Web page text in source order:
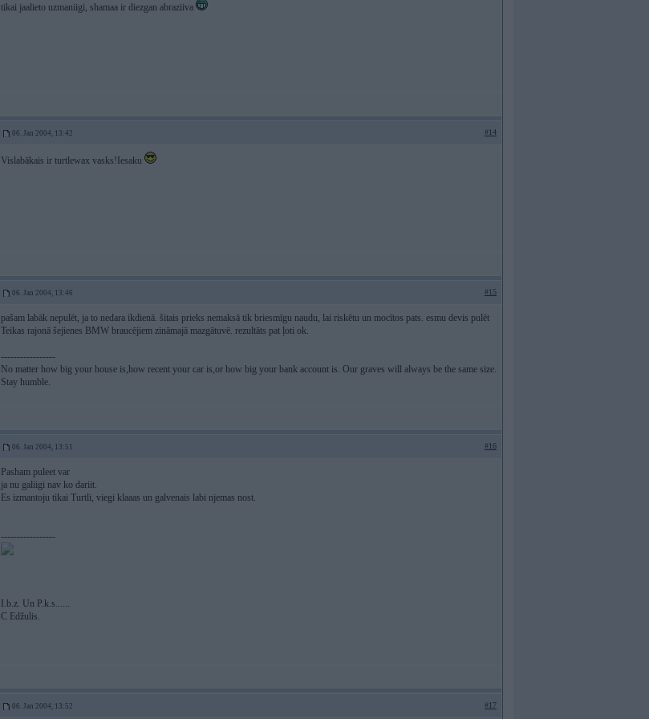
tikai jaalieto uzmaniigi, shamaa ir diezgan abraziiva
06. Jan 2004, 13:42 #14
Vislabākais ir turtlewax vasks!Iesaku
06. Jan 2004, 13:46 #15
pašam labāk nepulēt, ja to nedara ikdienā. šitais prieks nemaksā tik briesmīgu naudu, lai riskētu un mocītos pats. esmu devis pulēt
Teikas rajonā šejienes BMW braucējiem zināmajā mazgātuvē. rezultāts pat ļoti ok.
-----------------
No matter how big your house is,how recent your car is,or how big your bank account is. Our graves will always be the same size.
Stay humble.
06. Jan 2004, 13:51 #16
Pasham puleet var
ja nu galiigi nav ko dariit.
Es izmantoju tikai Turtli, viegi klaaas un galvenais labi njemas nost.
-----------------
I.b.z. Un P.k.s......
C Edžulis.
06. Jan 2004, 13:52 #17